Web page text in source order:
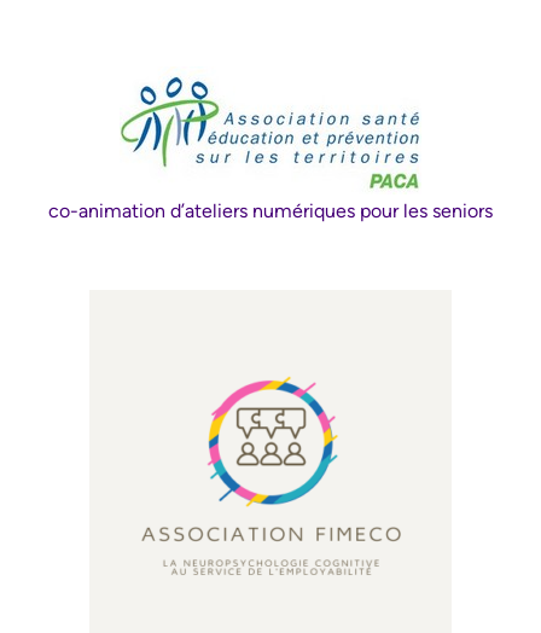
co-animation d’ateliers numériques pour les seniors